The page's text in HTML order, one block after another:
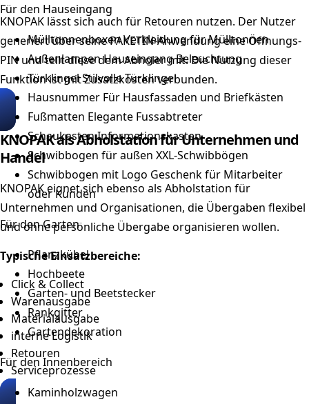
Für den Hauseingang
MülltonnenboxenVerkleidung für Mülltonnen
AußenlampenHauseingang Beleuchtung
TürklingelStilvolle Türklingel
Hausnummer Für Hausfassaden und Briefkästen
Fußmatten Elegante Fussabtreter
Schaukasten Informationskasten
Schwibbogen für außen XXL-Schwibbögen
Schwibbogen mit Logo Geschenk für Mitarbeiter
oder Kunden
Für den Garten
Pflanzkübel
Hochbeete
Garten- und Beetstecker
Rankgitter
Gartendekoration
Für den Innenbereich
Kaminholzwagen
KNOPAK lässt sich auch für Retouren nutzen. Der Nutzer
generiert über seine PAKETIN-Anwendung eine Öffnungs-
PIN und teilt diese dem Abholer mit. Die Nutzung dieser
Funktion ist mit Zusatzkosten verbunden.
KNOPAK als Abholstation für Unternehmen und
Handel
KNOPAK eignet sich ebenso als Abholstation für
Unternehmen und Organisationen, die Übergaben flexibel
und ohne persönliche Übergabe organisieren wollen.
Typische Einsatzbereiche:
Click & Collect
Warenausgabe
Materialausgabe
interne Logistik
Retouren
Serviceprozesse